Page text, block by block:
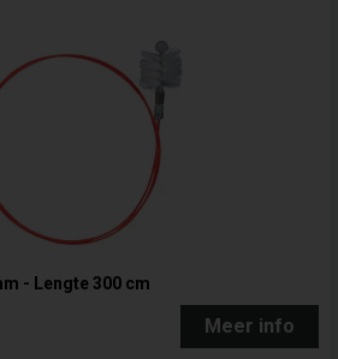
- Lengte 300 cm
Meer info